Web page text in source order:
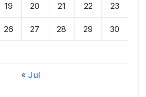
19 20 21 22 23
26 27 28 29 30
« Jul